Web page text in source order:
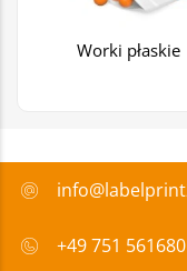
Worki płaskie
+49 751 561680